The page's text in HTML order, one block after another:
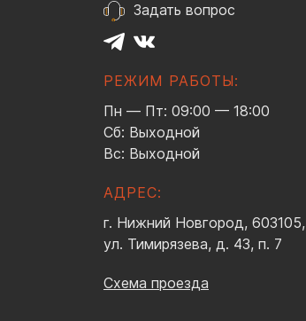
Задать вопрос
РЕЖИМ РАБОТЫ:
Пн — Пт: 09:00 — 18:00
Сб: Выходной
Вс: Выходной
АДРЕС:
г. Нижний Новгород, 603105,
ул. Тимирязева, д. 43, п. 7
Схема проезда